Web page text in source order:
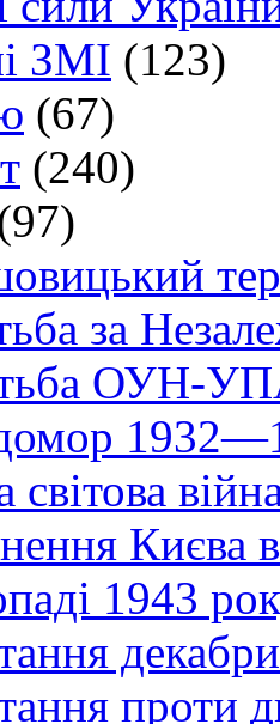
ЗМІ (123)
(67)
(240)
за
ОУН-УПА
світова
Києва
1943
проти